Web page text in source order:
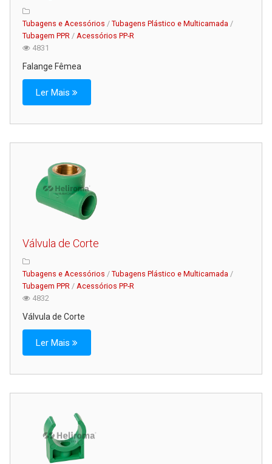
Tubagens e Acessórios / Tubagens Plástico e Multicamada /
Tubagem PPR / Acessórios PP-R
4831
Falange Fêmea
Ler Mais
Válvula de Corte
Tubagens e Acessórios / Tubagens Plástico e Multicamada /
Tubagem PPR / Acessórios PP-R
4832
Válvula de Corte
Ler Mais